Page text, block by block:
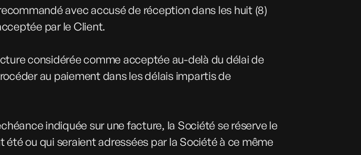
avec accusé de réception dans les huit (8)
par le Client.
considérée comme acceptée au-delà du délai de
au paiement dans les délais impartis de
indiquée sur une facture, la Société se réserve le
ou qui seraient adressées par la Société à ce même